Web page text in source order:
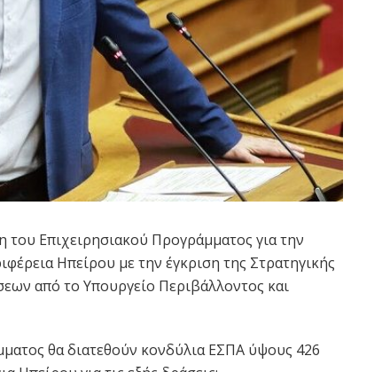
Επιχειρησιακού Προγράμματος για την
Ηπείρου με την έγκριση της Στρατηγικής
από το Υπουργείο Περιβάλλοντος και
θα διατεθούν κονδύλια ΕΣΠΑ ύψους 426